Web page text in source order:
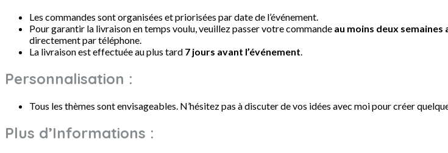
Les commandes sont organisées et priorisées par date de l’événement.
Pour garantir la livraison en temps voulu, veuillez passer votre commande au moins deux semaines
directement par téléphone.
La livraison est effectuée au plus tard 7 jours avant l’événement.
Personnalisation :
Tous les thèmes sont envisageables. N’hésitez pas à discuter de vos idées avec moi pour créer
Plus d’Informations :